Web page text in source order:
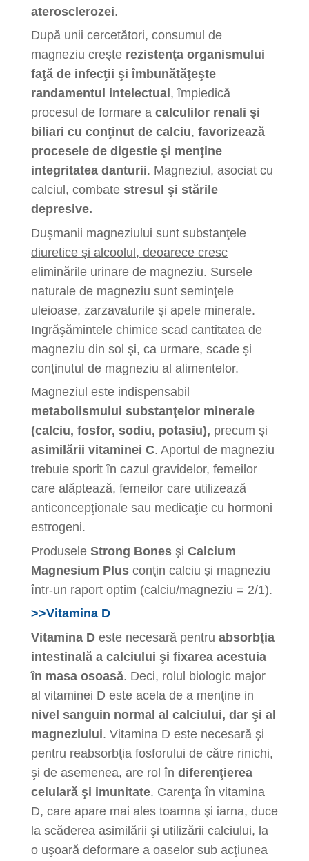
aterosclerozei.
După unii cercetători, consumul de
magneziu creşte rezistenţa organismului
faţă de infecţii şi îmbunătăţeşte
randamentul intelectual , împiedică
procesul de formare a calculilor renali şi
biliari cu conţinut de calciu, favorizează
procesele de digestie şi menţine
integritatea danturii. Magneziul, asociat cu
calciul, combate stresul şi stările
depresive.
Duşmanii magneziului sunt substanţele
diuretice şi alcoolul, deoarece cresc
eliminările urinare de magneziu. Sursele
naturale de magneziu sunt seminţele
uleioase, zarzavaturile şi apele minerale.
Ingrăşămintele chimice scad cantitatea de
magneziu din sol şi, ca urmare, scade şi
conţinutul de magneziu al alimentelor.
Magneziul este indispensabil
metabolismului substanţelor minerale
(calciu, fosfor, sodiu, potasiu), precum şi
asimilării vitaminei C. Aportul de magneziu
trebuie sporit în cazul gravidelor, femeilor
care alăptează, femeilor care utilizează
anticoncepţionale sau medicaţie cu hormoni
estrogeni.
Produsele Strong Bones şi Calcium
Magnesium Plus conţin calciu şi magneziu
într-un raport optim (calciu/magneziu = 2/1).
>>Vitamina D
Vitamina D este necesară pentru absorbţia
intestinală a calciului şi fixarea acestuia
în masa osoasă. Deci, rolul biologic major
al vitaminei D este acela de a menţine in
nivel sanguin normal al calciului, dar şi al
magneziului. Vitamina D este necesară şi
pentru reabsorbţia fosforului de către rinichi,
şi de asemenea, are rol în diferenţierea
celulară şi imunitate. Carenţa în vitamina
D, care apare mai ales toamna şi iarna, duce
la scăderea asimilării şi utilizării calciului, la
o uşoară deformare a oaselor sub acţiunea